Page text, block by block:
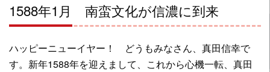
1588年1月 南蛮文化が信濃に到来
ハッピーニューイヤー！ どうもみなさん、真田信幸で
す。新年1588年を迎えまして、これから心機一転、真田